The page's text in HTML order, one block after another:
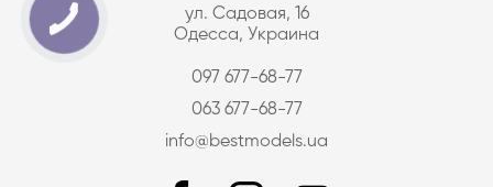
ул. Садовая, 16
Одесса, Украина
097 677-68-77
063 677-68-77
info@bestmodels.ua